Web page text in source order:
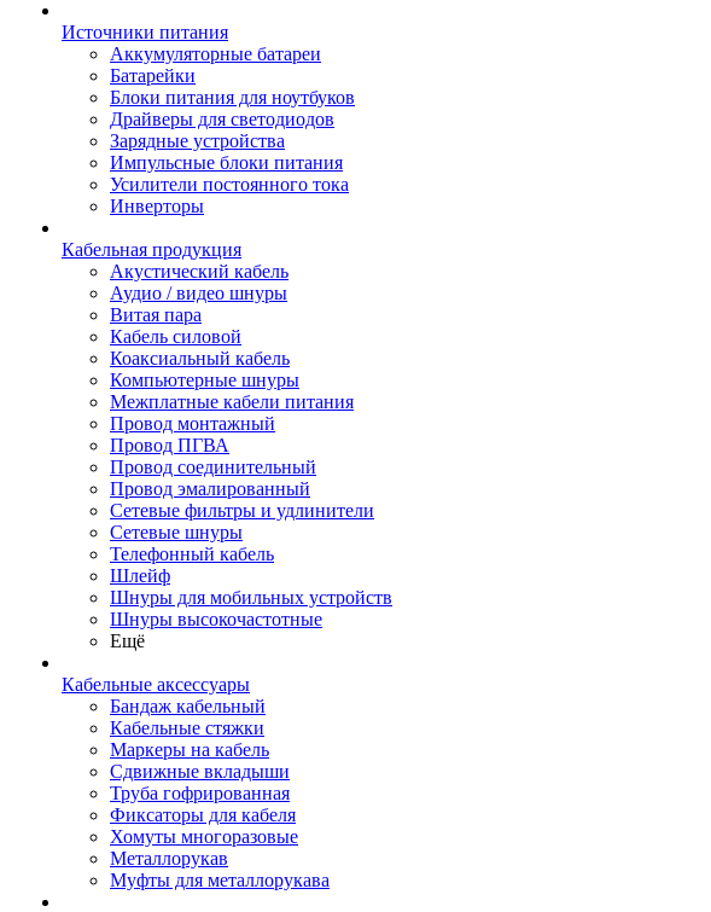
Источники питания
Аккумуляторные батареи
Батарейки
Блоки питания для ноутбуков
Драйверы для светодиодов
Зарядные устройства
Импульсные блоки питания
Усилители постоянного тока
Инверторы
Кабельная продукция
Акустический кабель
Аудио / видео шнуры
Витая пара
Кабель силовой
Коаксиальный кабель
Компьютерные шнуры
Межплатные кабели питания
Провод монтажный
Провод ПГВА
Провод соединительный
Провод эмалированный
Сетевые фильтры и удлинители
Сетевые шнуры
Телефонный кабель
Шлейф
Шнуры для мобильных устройств
Шнуры высокочастотные
Ещё
Кабельные аксессуары
Бандаж кабельный
Кабельные стяжки
Маркеры на кабель
Сдвижные вкладыши
Труба гофрированная
Фиксаторы для кабеля
Хомуты многоразовые
Металлорукав
Муфты для металлорукава